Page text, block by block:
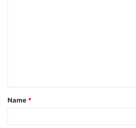
t
*
Name *